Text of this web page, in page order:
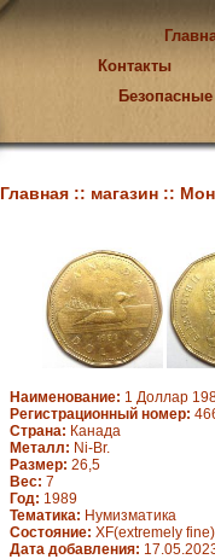
Контакты
Главная :: магазин ::
Наименование: 1 Доллар
Регистрационный номер:
Страна: Канада
Металл: Ni-Br.
Размер: 26,5
Вес: 7
Год: 1989
Тематика: Нумизматика
Состояние: XF(extremely fine)
Дата добавления: